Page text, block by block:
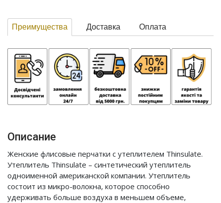
Преимущества Доставка Оплата
Описание
Женские флисовые перчатки с утеплителем Thinsulate.
Утеплитель Thinsulate – синтетический утеплитель
одноименной американской компании. Утеплитель
состоит из микро-волокна, которое способно
удерживать больше воздуха в меньшем объеме,